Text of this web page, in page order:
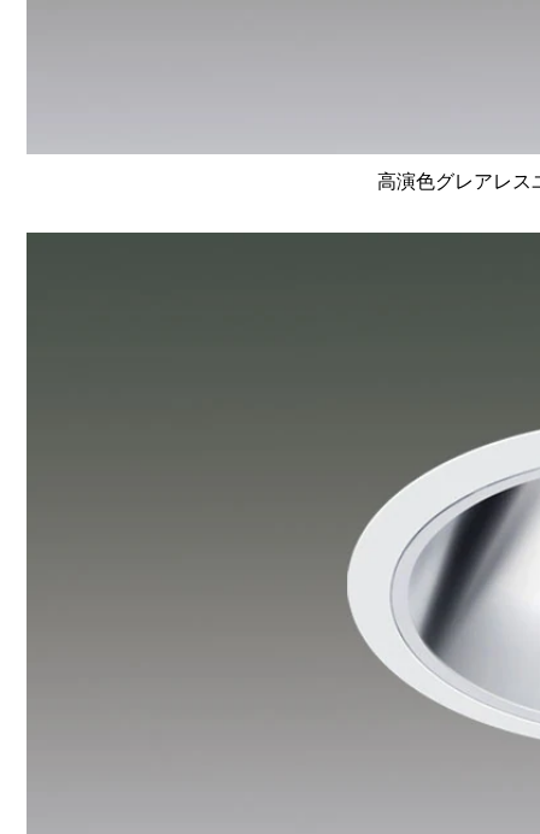
高演色グレアレス